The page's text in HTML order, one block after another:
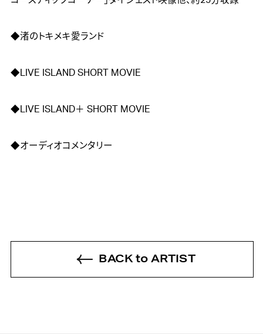
◆渚のトキメキ愛ランド
◆LIVE ISLAND SHORT MOVIE
◆LIVE ISLAND＋ SHORT MOVIE
◆オーディオコメンタリー
BACK to ARTIST